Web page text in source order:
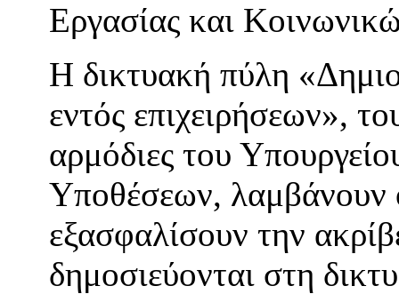
Εργασίας και
Η δικτυακή πύλη
εντός επιχειρήσεων»,
αρμόδιες του
Υποθέσεων, λαμβάνουν
εξασφαλίσουν την
δημοσιεύονται στη